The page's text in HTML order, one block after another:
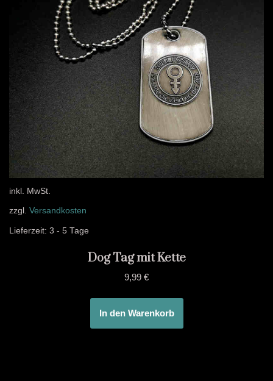
inkl. MwSt.
zzgl. Versandkosten
Lieferzeit: 3 - 5 Tage
Dog Tag mit Kette
9,99 €
In den Warenkorb